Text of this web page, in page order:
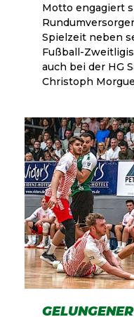
Motto engagiert
Spielzeit neben
Fußball-
auch bei der HG
Christoph